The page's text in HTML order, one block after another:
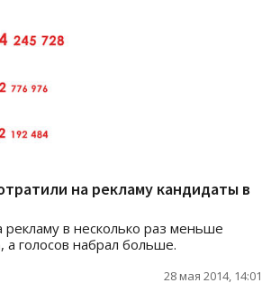
на рекламу кандидаты в
в несколько раз меньше
а голосов набрал больше.
28 мая 2014, 14:01